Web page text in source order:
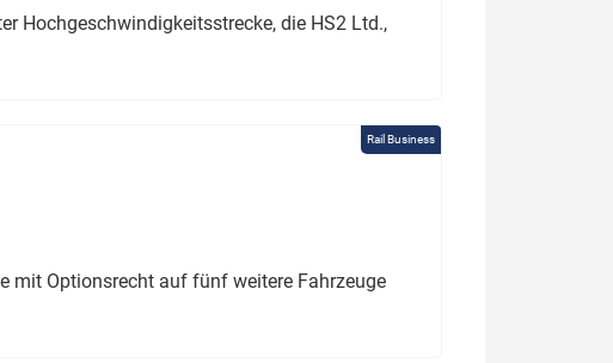
Hochgeschwindigkeitsstrecke, die HS2 Ltd.,
Rail Business
mit Optionsrecht auf fünf weitere Fahrzeuge